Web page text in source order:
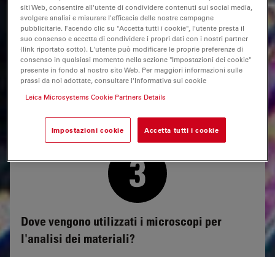
micron. Ciò è possibile quando si utilizza il sistema di
preparazione delle superfici EM TXP.
Per sezioni trasversali prive di danni su materiali
eterogenei o fragili e su superfici ultrapiatte, l'EM TIC
3X impiega la fresatura a triplo fascio ionico.
Dove vengono utilizzati i microscopi per
l'analisi dei materiali?
siti Web, consentire all'utente di condividere contenuti sui social media,
svolgere analisi e misurare l'efficacia delle nostre campagne
pubblicitarie. Facendo clic su "Accetta tutti i cookie", l'utente presta il
suo consenso e accetta di condividere i propri dati con i nostri partner
(link riportato sotto). L'utente può modificare le proprie preferenze di
consenso in qualsiasi momento nella sezione "Impostazioni dei cookie"
presente in fondo al nostro sito Web. Per maggiori informazioni sulle
prassi da noi adottate, consultare l'Informativa sui cookie
Leica Microsystems Cookie Partners Details
Impostazioni cookie Accetta tutti i cookie